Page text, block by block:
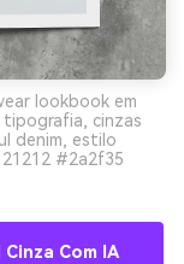
lookbook em
cinzas
denim, estilo
#2a2f35
Com IA